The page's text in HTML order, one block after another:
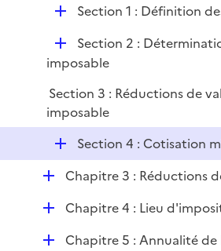
l
i
e
r
D
l
i
e
r
Section 1 : Définition
D
é
l
i
r
Section 2 :
imposable
Section 3 : Réductions de
imposable
D
é
p
l
i
e
Section 4 : Cotisation
DChapitre 3 : Réductions
DChapitre 4 : Lieu
DChapitre 5 : Annualité